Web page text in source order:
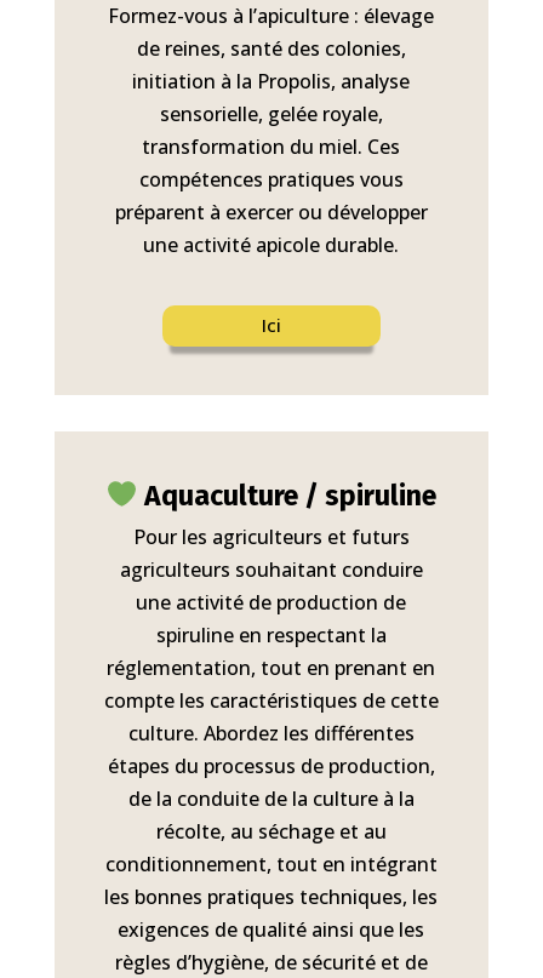
Formez-vous à l’apiculture : élevage
de reines, santé des colonies,
initiation à la Propolis, analyse
sensorielle, gelée royale,
transformation du miel. Ces
compétences pratiques vous
préparent à exercer ou développer
une activité apicole durable.
Ici
Aquaculture / spiruline
Pour les agriculteurs et futurs
agriculteurs souhaitant conduire
une activité de production de
spiruline en respectant la
réglementation, tout en prenant en
compte les caractéristiques de cette
culture. Abordez les différentes
étapes du processus de production,
de la conduite de la culture à la
récolte, au séchage et au
conditionnement, tout en intégrant
les bonnes pratiques techniques, les
exigences de qualité ainsi que les
règles d’hygiène, de sécurité et de